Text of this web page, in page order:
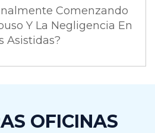
Comenzando
Y La Negligencia En
Asistidas?
OFICINAS